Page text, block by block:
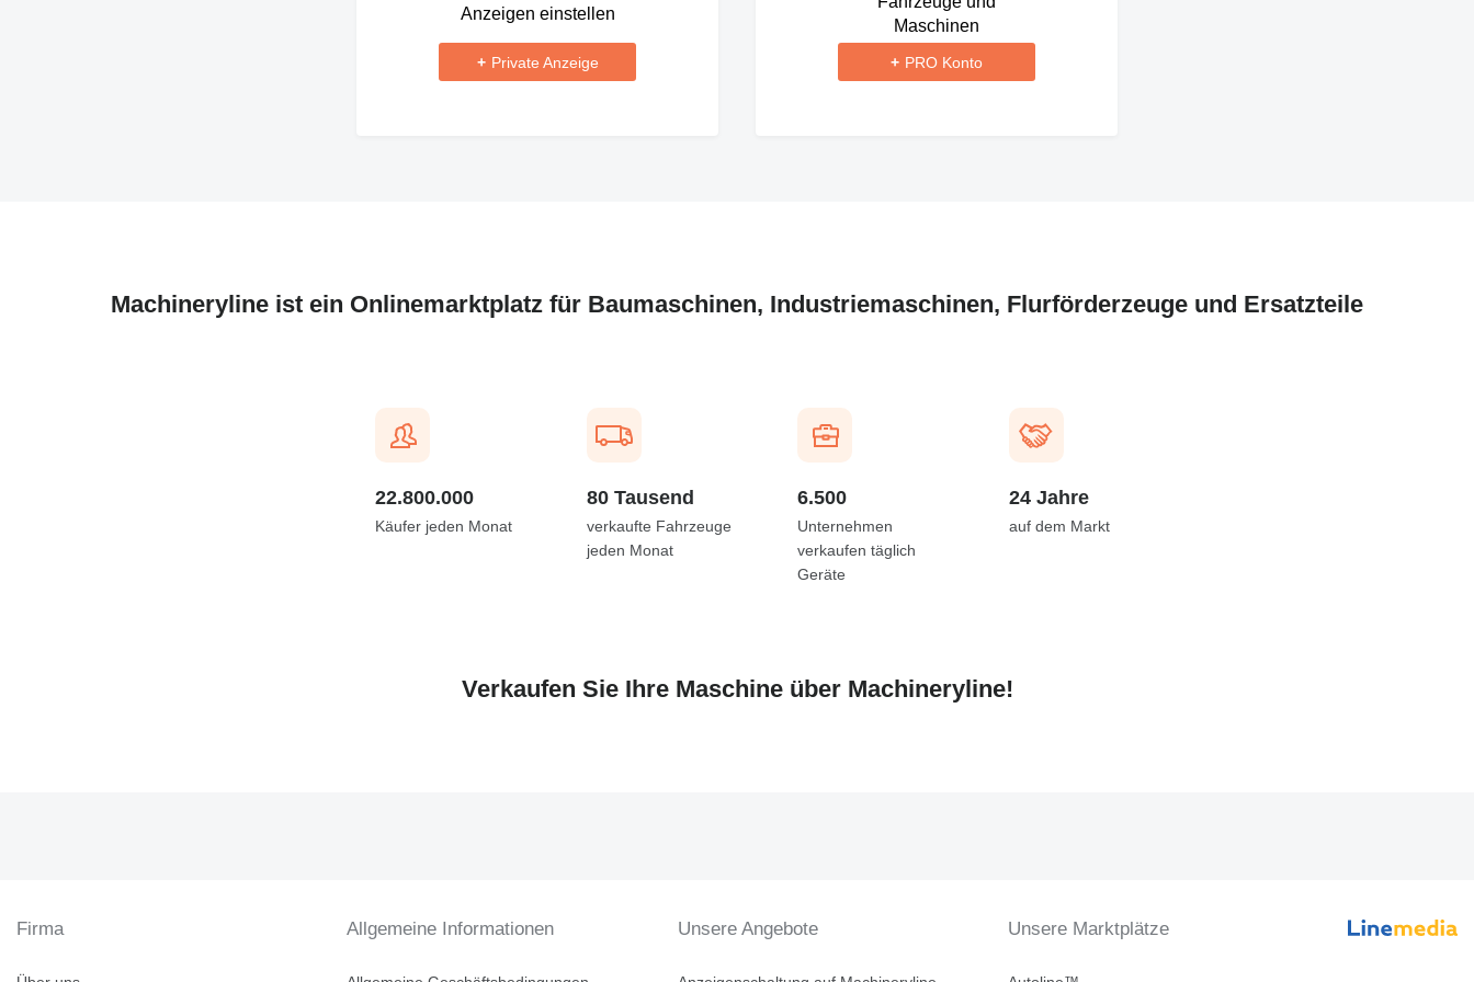
Anzeigen einstellen
+ Private Anzeige
Maschinen
+ PRO Konto
Machineryline ist ein Onlinemarktplatz für Baumaschinen, Industriemaschinen, Flurförderzeuge und Ersatzteile
22.800.000
Käufer jeden Monat
80 Tausend
verkaufte Fahrzeuge
jeden Monat
6.500
Unternehmen
verkaufen täglich
Geräte
24 Jahre
auf dem Markt
Verkaufen Sie Ihre Maschine über Machineryline!
Firma Allgemeine Informationen Unsere Angebote Unsere Marktplätze